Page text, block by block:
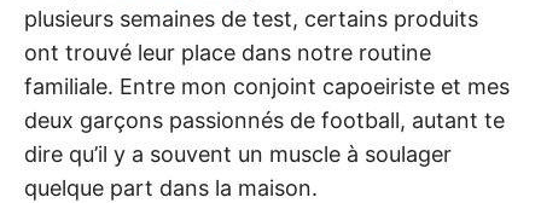
plusieurs semaines de test, certains produits
ont trouvé leur place dans notre routine
familiale. Entre mon conjoint capoeiriste et mes
deux garçons passionnés de football, autant te
dire qu’il y a souvent un muscle à soulager
quelque part dans la maison.